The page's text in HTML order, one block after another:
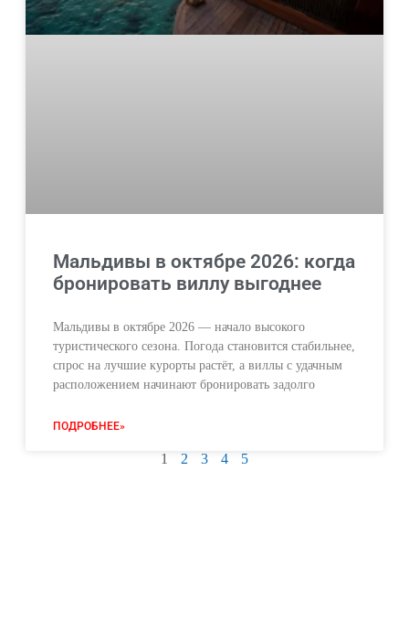
Мальдивы в октябре 2026: когда
бронировать виллу выгоднее
Мальдивы в октябре 2026 — начало высокого
туристического сезона. Погода становится стабильнее,
спрос на лучшие курорты растёт, а виллы с удачным
расположением начинают бронировать задолго
ПОДРОБНЕЕ»
1 2 3 4 5